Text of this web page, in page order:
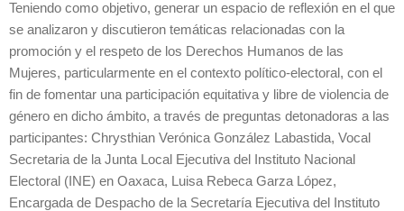
Teniendo como objetivo, generar un espacio de reflexión en el que
se analizaron y discutieron temáticas relacionadas con la
promoción y el respeto de los Derechos Humanos de las
Mujeres, particularmente en el contexto político-electoral, con el
fin de fomentar una participación equitativa y libre de violencia de
género en dicho ámbito, a través de preguntas detonadoras a las
participantes: Chrysthian Verónica González Labastida, Vocal
Secretaria de la Junta Local Ejecutiva del Instituto Nacional
Electoral (INE) en Oaxaca, Luisa Rebeca Garza López,
Encargada de Despacho de la Secretaría Ejecutiva del Instituto